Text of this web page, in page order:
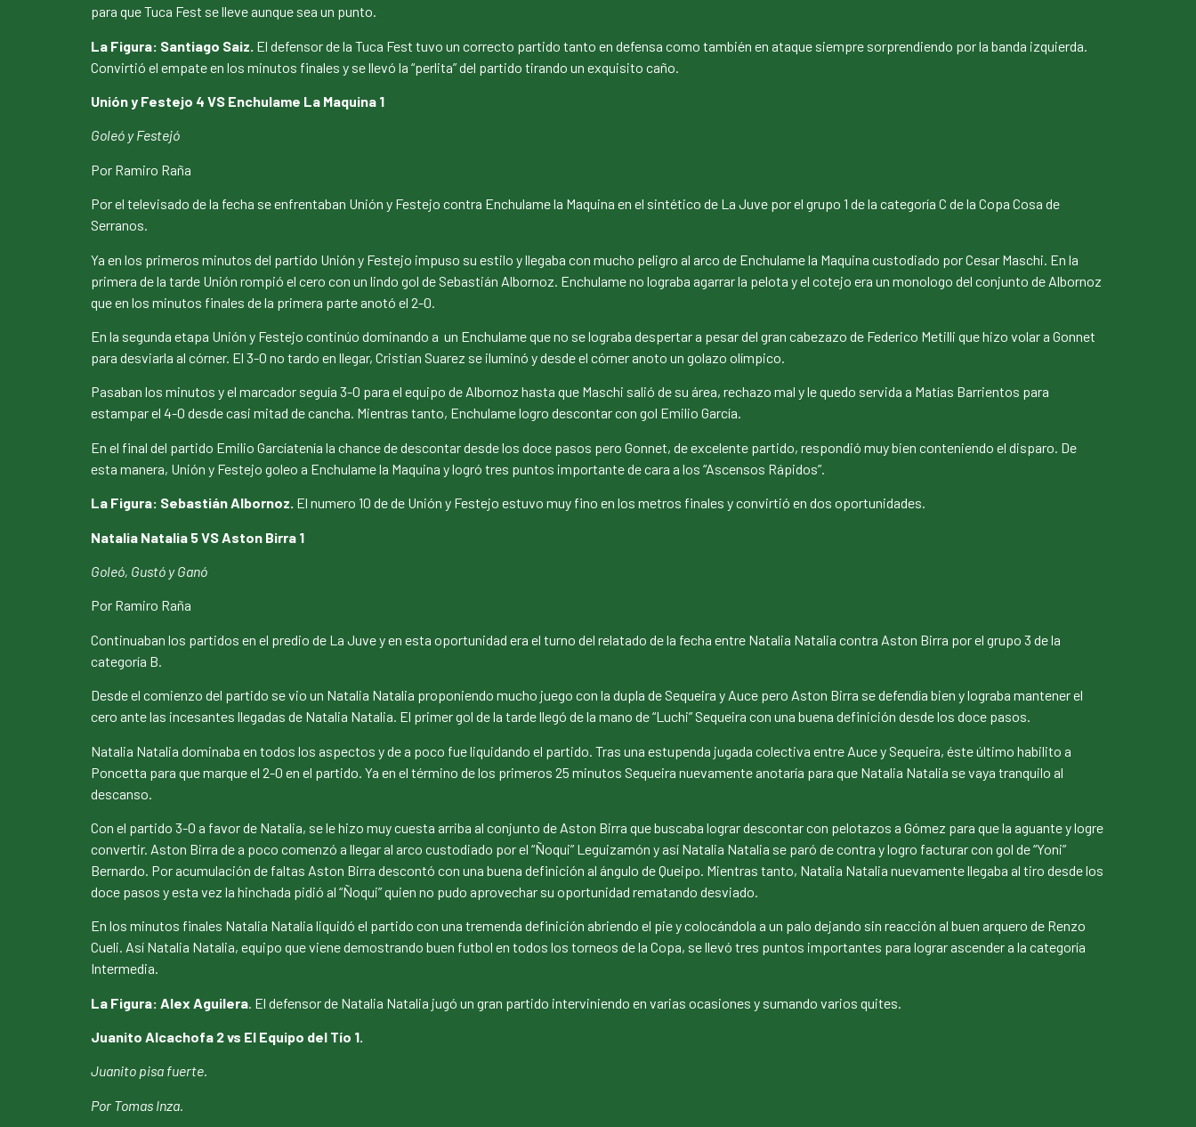
para que Tuca Fest se lleve aunque sea un punto.
La Figura: Santiago Saiz. El defensor de la Tuca Fest tuvo un correcto partido tanto en defensa como también en ataque siempre sorprendiendo por la banda izquierda.
Convirtió el empate en los minutos finales y se llevó la “perlita” del partido tirando un exquisito caño.
Unión y Festejo 4 VS Enchulame La Maquina 1
Goleó y Festejó
Por Ramiro Raña
Por el televisado de la fecha se enfrentaban Unión y Festejo contra Enchulame la Maquina en el sintético de La Juve por el grupo 1 de la categoría C de la Copa Cosa de
Serranos.
Ya en los primeros minutos del partido Unión y Festejo impuso su estilo y llegaba con mucho peligro al arco de Enchulame la Maquina custodiado por Cesar Maschi. En la
primera de la tarde Unión rompió el cero con un lindo gol de Sebastián Albornoz. Enchulame no lograba agarrar la pelota y el cotejo era un monologo del conjunto de Albornoz
que en los minutos finales de la primera parte anotó el 2-0.
En la segunda etapa Unión y Festejo continúo dominando a un Enchulame que no se lograba despertar a pesar del gran cabezazo de Federico Metilli que hizo volar a Gonnet
para desviarla al córner. El 3-0 no tardo en llegar, Cristian Suarez se iluminó y desde el córner anoto un golazo olímpico.
Pasaban los minutos y el marcador seguía 3-0 para el equipo de Albornoz hasta que Maschi salió de su área, rechazo mal y le quedo servida a Matías Barrientos para
estampar el 4-0 desde casi mitad de cancha. Mientras tanto, Enchulame logro descontar con gol Emilio García.
En el final del partido Emilio Garcíatenía la chance de descontar desde los doce pasos pero Gonnet, de excelente partido, respondió muy bien conteniendo el disparo. De
esta manera, Unión y Festejo goleo a Enchulame la Maquina y logró tres puntos importante de cara a los “Ascensos Rápidos”.
La Figura: Sebastián Albornoz. El numero 10 de de Unión y Festejo estuvo muy fino en los metros finales y convirtió en dos oportunidades.
Natalia Natalia 5 VS Aston Birra 1
Goleó, Gustó y Ganó
Por Ramiro Raña
Continuaban los partidos en el predio de La Juve y en esta oportunidad era el turno del relatado de la fecha entre Natalia Natalia contra Aston Birra por el grupo 3 de la
categoría B.
Desde el comienzo del partido se vio un Natalia Natalia proponiendo mucho juego con la dupla de Sequeira y Auce pero Aston Birra se defendía bien y lograba mantener el
cero ante las incesantes llegadas de Natalia Natalia. El primer gol de la tarde llegó de la mano de “Luchi” Sequeira con una buena definición desde los doce pasos.
Natalia Natalia dominaba en todos los aspectos y de a poco fue liquidando el partido. Tras una estupenda jugada colectiva entre Auce y Sequeira, éste último habilito a
Poncetta para que marque el 2-0 en el partido. Ya en el término de los primeros 25 minutos Sequeira nuevamente anotaría para que Natalia Natalia se vaya tranquilo al
descanso.
Con el partido 3-0 a favor de Natalia, se le hizo muy cuesta arriba al conjunto de Aston Birra que buscaba lograr descontar con pelotazos a Gómez para que la aguante y logre
convertir. Aston Birra de a poco comenzó a llegar al arco custodiado por el “Ñoqui” Leguizamón y así Natalia Natalia se paró de contra y logro facturar con gol de “Yoni”
Bernardo. Por acumulación de faltas Aston Birra descontó con una buena definición al ángulo de Queipo. Mientras tanto, Natalia Natalia nuevamente llegaba al tiro desde los
doce pasos y esta vez la hinchada pidió al “Ñoqui” quien no pudo aprovechar su oportunidad rematando desviado.
En los minutos finales Natalia Natalia liquidó el partido con una tremenda definición abriendo el pie y colocándola a un palo dejando sin reacción al buen arquero de Renzo
Cueli. Así Natalia Natalia, equipo que viene demostrando buen futbol en todos los torneos de la Copa, se llevó tres puntos importantes para lograr ascender a la categoría
Intermedia.
La Figura: Alex Aguilera . El defensor de Natalia Natalia jugó un gran partido interviniendo en varias ocasiones y sumando varios quites.
Juanito Alcachofa 2 vs El Equipo del Tío 1.
Juanito pisa fuerte.
Por Tomas Inza.